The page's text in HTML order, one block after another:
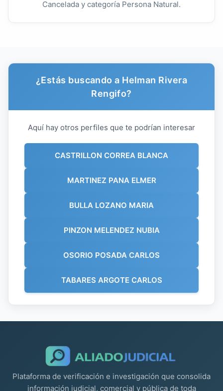
Cancelada y categoría Persona Natural.
¿Estás buscando a Helman Rivera
Rengifo?
Aquí hay otros perfiles que te podrían interesar
CASTRILLON CORREA BLANCA
MARTINEZ PANA ELMER
BULLA LOZANO MARIA
PINZON MELENDEZ NUBIA
OSORIO POSADA CARLOS
TABARES ARGOTE CARLOS
Plataforma de verificación e investigación que consolida
información judicial, comercial y pública de toda